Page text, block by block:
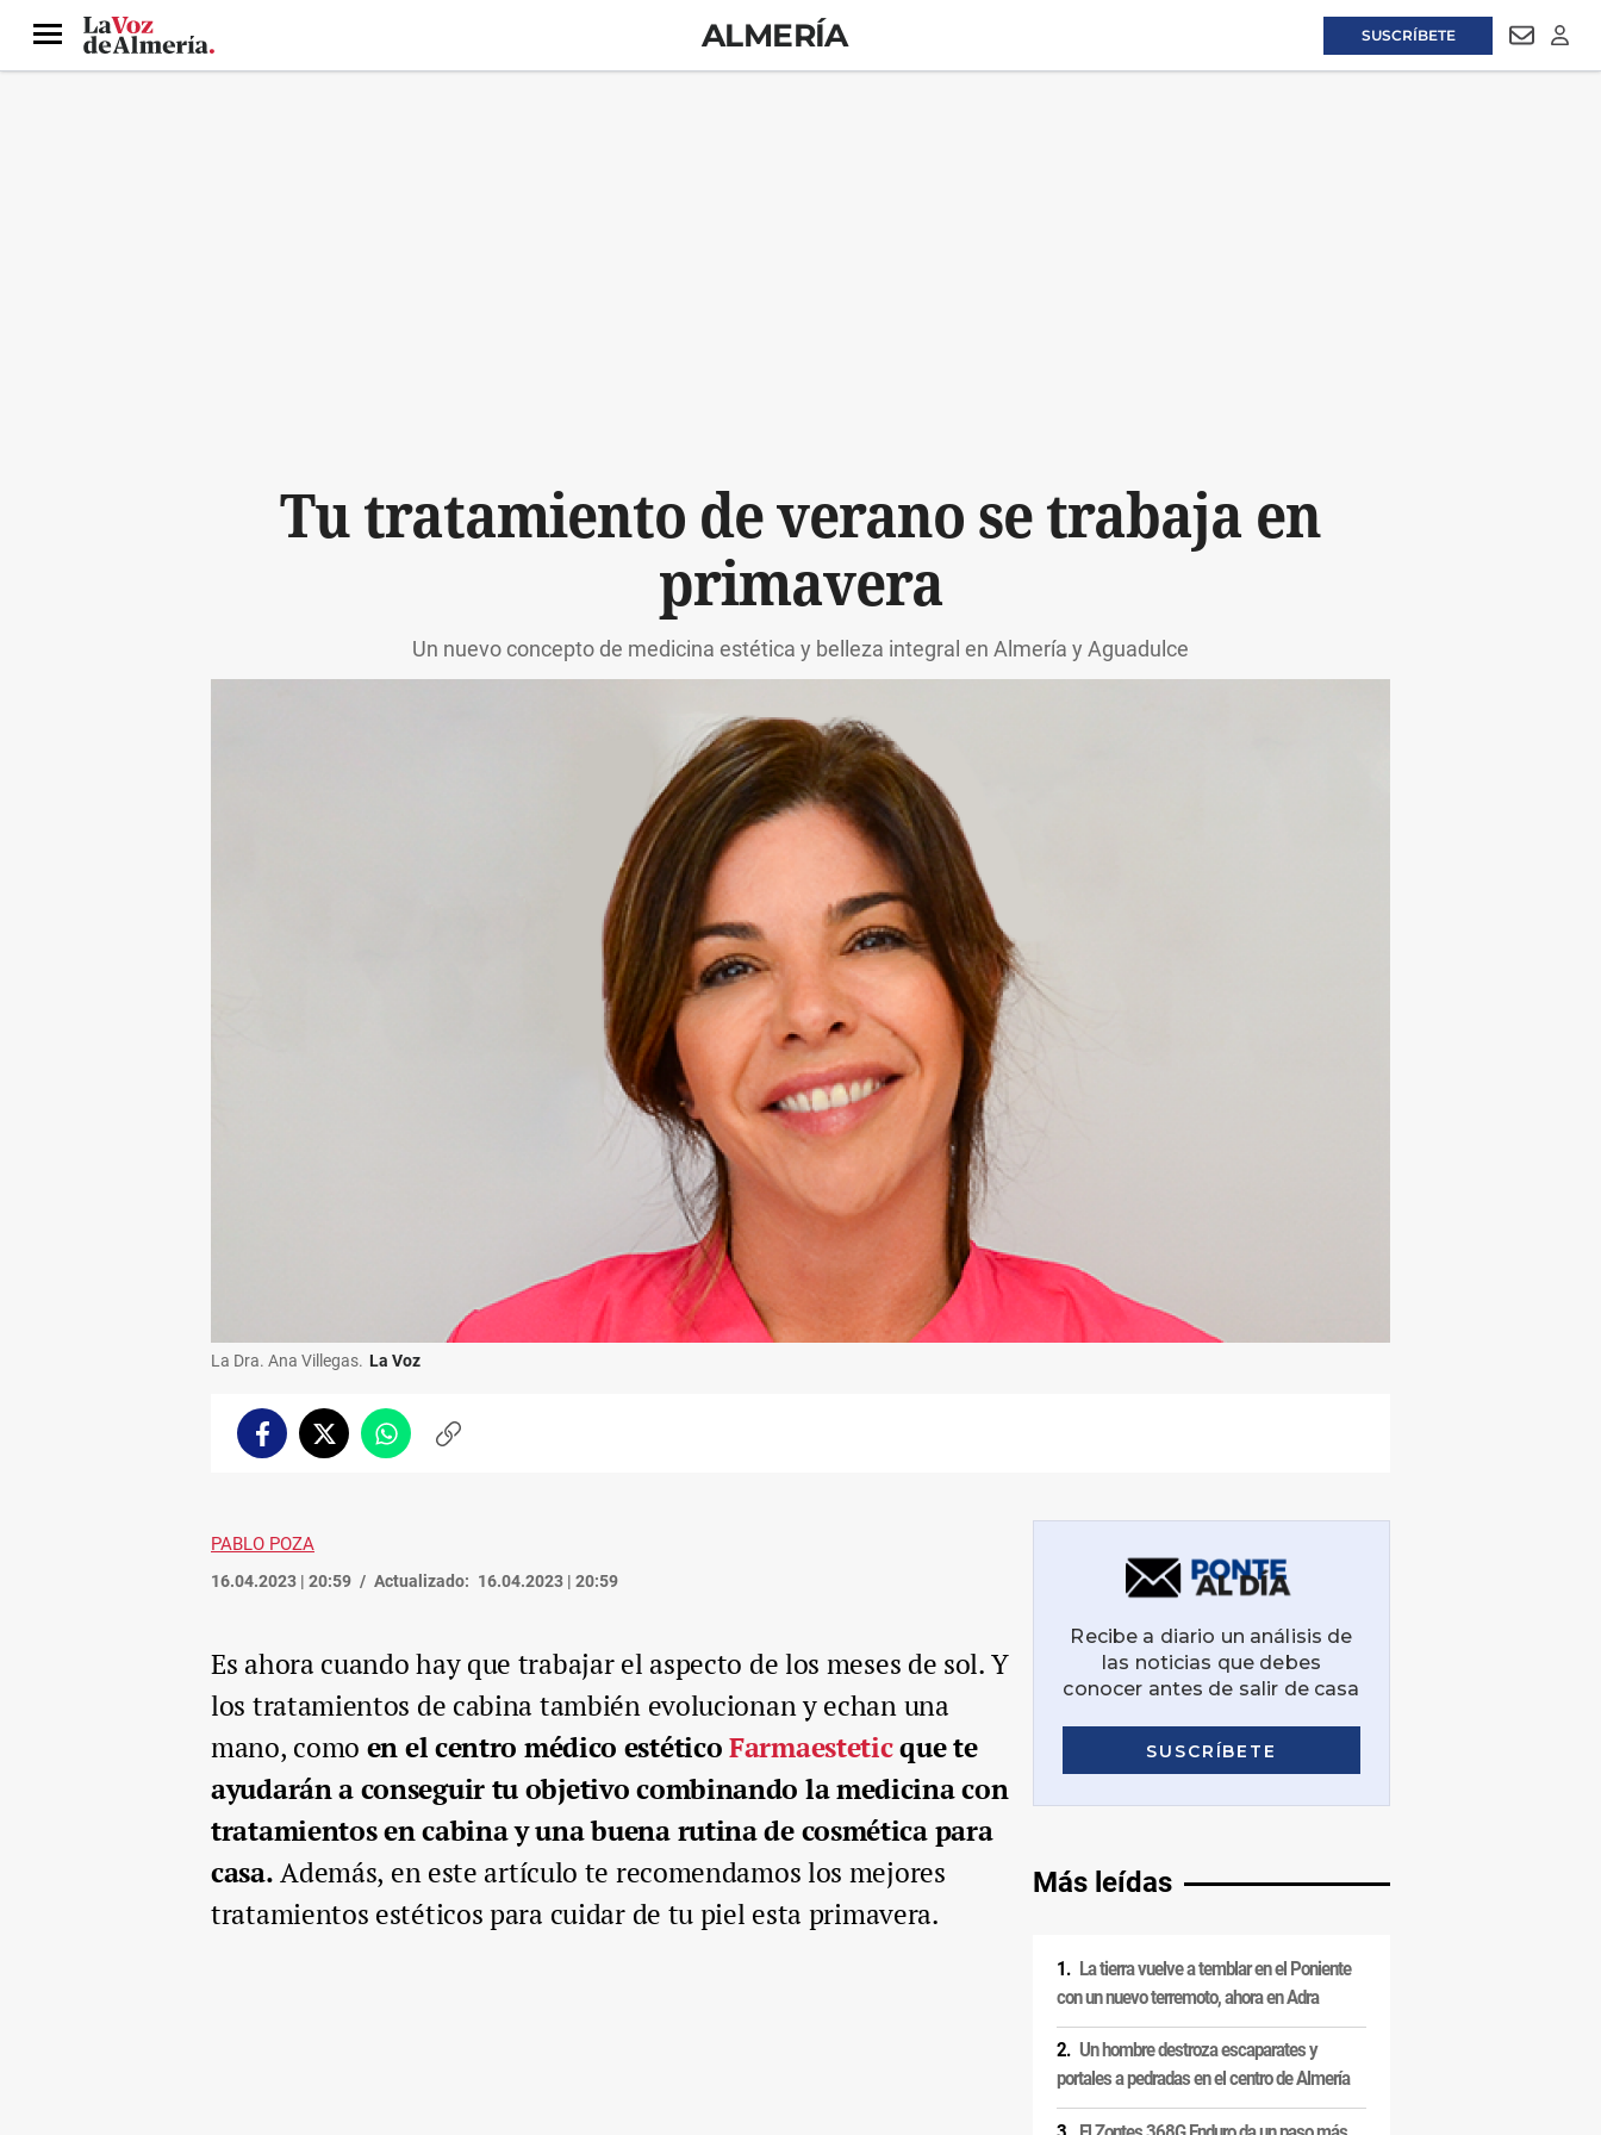
SUSCRÍBETE
Menú ALMERÍA
Tu tratamiento de verano se trabaja en
primavera
Un nuevo concepto de medicina estética y belleza integral en Almería y Aguadulce
La Dra. Ana Villegas. La Voz
FacebookTwitterWhatsappCopiar
PABLO POZA
16.04.2023 | 20:59 Actualizado: 16.04.2023 | 20:59
Es ahora cuando hay que trabajar el aspecto de los meses de sol. Y
los tratamientos de cabina también evolucionan y echan una
mano, como en el centro médico estéticoFarmaesteticque te
ayudarán a conseguir tu objetivo combinando la medicina con
tratamientos en cabina y una buena rutina de cosmética para
casa. Además, en este artículo te recomendamos los mejores
tratamientos estéticos para cuidar de tu piel esta primavera.
Más leídas
La tierra vuelve a temblar en el Poniente
con un nuevo terremoto, ahora en Adra
Un hombre destroza escaparates y
portales a pedradas en el centro de Almería